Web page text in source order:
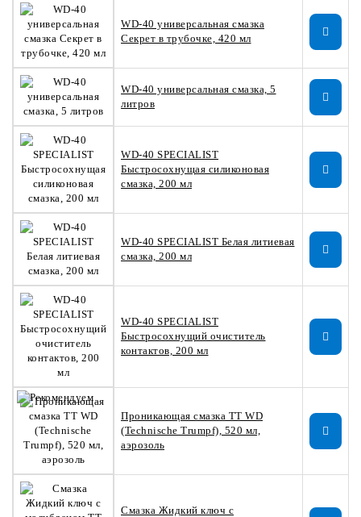
WD-40 универсальная смазка
Секрет в трубочке, 420 мл
WD-40 универсальная смазка, 5
литров
WD-40 SPECIALIST
Быстросохнущая силиконовая
смазка, 200 мл
WD-40 SPECIALIST Белая литиевая
смазка, 200 мл
WD-40 SPECIALIST
Быстросохнущий очиститель
контактов, 200 мл
Проникающая смазка TT WD
(Technische Trumpf), 520 мл,
аэрозоль
Смазка Жидкий ключ с